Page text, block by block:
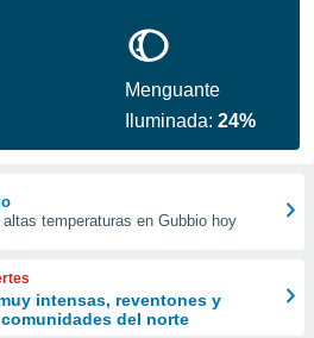
Menguante
Iluminada:24%
temperaturas en Gubbio hoy
intensas, reventones y
del norte